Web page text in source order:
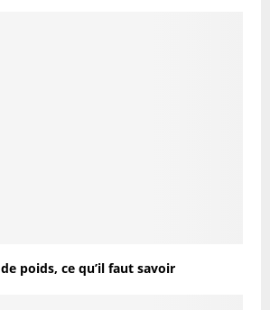
poids, ce qu’il faut savoir